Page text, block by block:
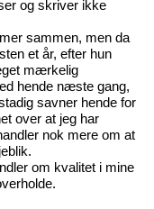
og skriver ikke
sammen, men da
et år, efter hun
mærkelig
hende næste gang,
savner hende for
over at jeg har
nok mere om at
om kvalitet i mine